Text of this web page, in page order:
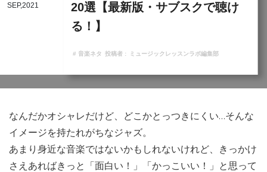
SEP,2021
20選【最新版・サブスクで聴け
る！】
# 音楽ネタ 投稿者 : ミュージックレッスンラボ編集部
なんだかオシャレだけど、どこかとっつきにくい…そんな
イメージを持たれがちなジャズ。
あまり身近な音楽ではないかもしれないけれど、きっかけ
さえあればきっと「面白い！」「かっこいい！」と思って